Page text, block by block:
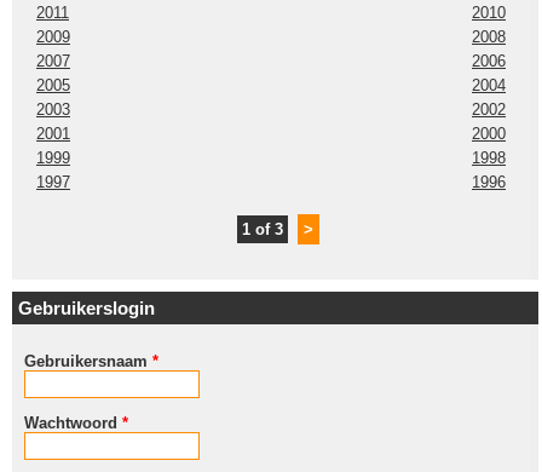
2011
2010
2009
2008
2007
2006
2005
2004
2003
2002
2001
2000
1999
1998
1997
1996
1 of 3 >
Gebruikerslogin
Gebruikersnaam *
Wachtwoord *